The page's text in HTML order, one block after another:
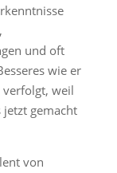
und oft
wie er
verfolgt, weil
jetzt gemacht
von